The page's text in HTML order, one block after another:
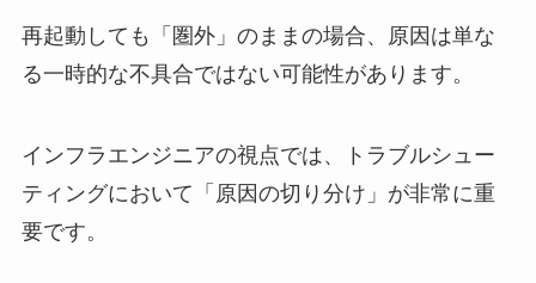
再起動しても「圏外」のままの場合、原因は単な
る一時的な不具合ではない可能性があります。
インフラエンジニアの視点では、トラブルシュー
ティングにおいて「原因の切り分け」が非常に重
要です。